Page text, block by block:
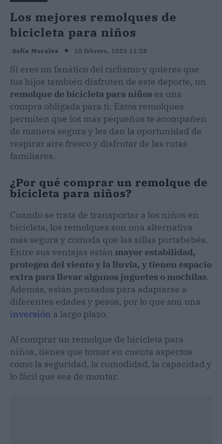
Los mejores remolques de
bicicleta para niños
Sofía Morales 10 febrero, 2025 11:28
Si eres un fanático del ciclismo y quieres que
tus hijos también disfruten de este deporte, un
remolque de bicicleta para niños es una
compra obligada para ti. Estos remolques
permiten que los más pequeños te acompañen
de manera segura y les dan la oportunidad de
respirar aire fresco y disfrutar de las rutas
familiares.
¿Por qué comprar un remolque de
bicicleta para niños?
Cuando se trata de transportar a los niños en
bicicleta, los remolques son una alternativa
más segura y cómoda que las sillas portabebés.
Entre sus ventajas están mayor estabilidad,
protegen del viento y la lluvia, y tienen espacio
extra para llevar algunos juguetes o mochilas.
Además, están pensados para adaptarse a
diferentes edades y pesos, por lo que son una
inversión a largo plazo.
Al comprar un remolque de bicicleta para
niños, tienes que tomar en cuenta aspectos
como la seguridad, la comodidad, la capacidad y
lo fácil que sea de montar.